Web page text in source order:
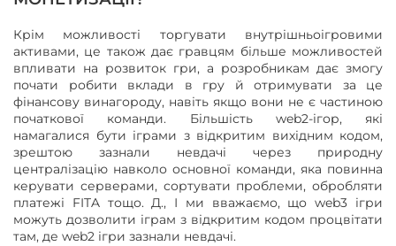
Крім можливості торгувати внутрішньоігровими
активами, це також дає гравцям більше можливостей
впливати на розвиток гри, а розробникам дає змогу
почати робити вклади в гру й отримувати за це
фінансову винагороду, навіть якщо вони не є частиною
початкової команди. Більшість web2-ігор, які
намагалися бути іграми з відкритим вихідним кодом,
зрештою зазнали невдачі через природну
централізацію навколо основної команди, яка повинна
керувати серверами, сортувати проблеми, обробляти
платежі FITA тощо. Д., І ми вважаємо, що web3 ігри
можуть дозволити іграм з відкритим кодом процвітати
там, де web2 ігри зазнали невдачі.